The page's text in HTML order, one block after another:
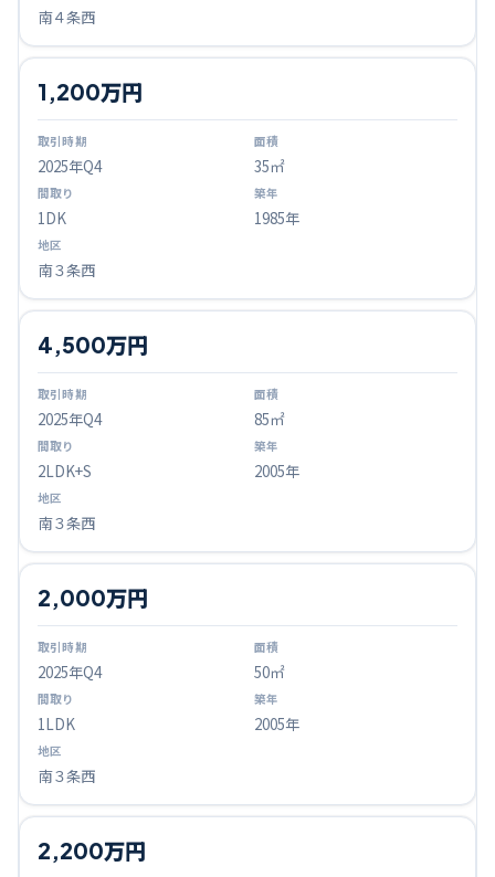
南４条西
2025年Q4
1,200万円
35㎡
1DK 1985年
南３条西
2025年Q4
4,500万円
85㎡
2LDK+S 2005年
南３条西
2025年Q4
2,000万円
50㎡
1LDK 2005年
南３条西
2,200万円